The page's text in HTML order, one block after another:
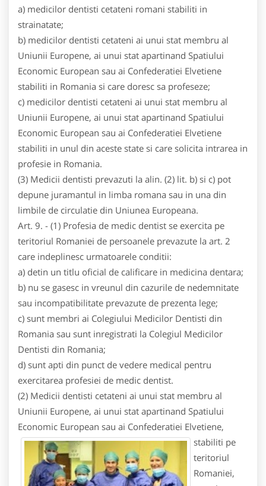
a) medicilor dentisti cetateni romani stabiliti in
strainatate;
b) medicilor dentisti cetateni ai unui stat membru al
Uniunii Europene, ai unui stat apartinand Spatiului
Economic European sau ai Confederatiei Elvetiene
stabiliti in Romania si care doresc sa profeseze;
c) medicilor dentisti cetateni ai unui stat membru al
Uniunii Europene, ai unui stat apartinand Spatiului
Economic European sau ai Confederatiei Elvetiene
stabiliti in unul din aceste state si care solicita intrarea in
profesie in Romania.
(3) Medicii dentisti prevazuti la alin. (2) lit. b) si c) pot
depune juramantul in limba romana sau in una din
limbile de circulatie din Uniunea Europeana.
Art. 9. - (1) Profesia de medic dentist se exercita pe
teritoriul Romaniei de persoanele prevazute la art. 2
care indeplinesc urmatoarele conditii:
a) detin un titlu oficial de calificare in medicina dentara;
b) nu se gasesc in vreunul din cazurile de nedemnitate
sau incompatibilitate prevazute de prezenta lege;
c) sunt membri ai Colegiului Medicilor Dentisti din
Romania sau sunt inregistrati la Colegiul Medicilor
Dentisti din Romania;
d) sunt apti din punct de vedere medical pentru
exercitarea profesiei de medic dentist.
(2) Medicii dentisti cetateni ai unui stat membru al
Uniunii Europene, ai unui stat apartinand Spatiului
Economic European sau ai Confederatiei Elvetiene,
stabiliti pe
teritoriul
Romaniei,